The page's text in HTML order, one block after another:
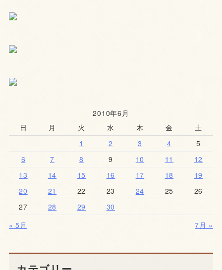
2010年6月
日
月 火 水 木 金
土
1
2 3 4
5
6
7 8 9 10 11
12
13
14 15 16 17 18
19
20
21 22 23 24 25
26
27
28 29
30
« 5月
7月 »